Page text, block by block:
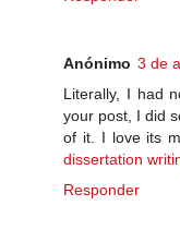
Anónimo 3 de
Literally, I had
your post, I did
of it. I love its
dissertation
Responder